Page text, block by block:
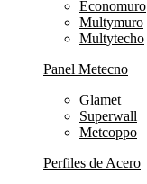
Economuro
Multymuro
Multytecho
Panel Metecno
Glamet
Superwall
Metcoppo
Perfiles de Acero